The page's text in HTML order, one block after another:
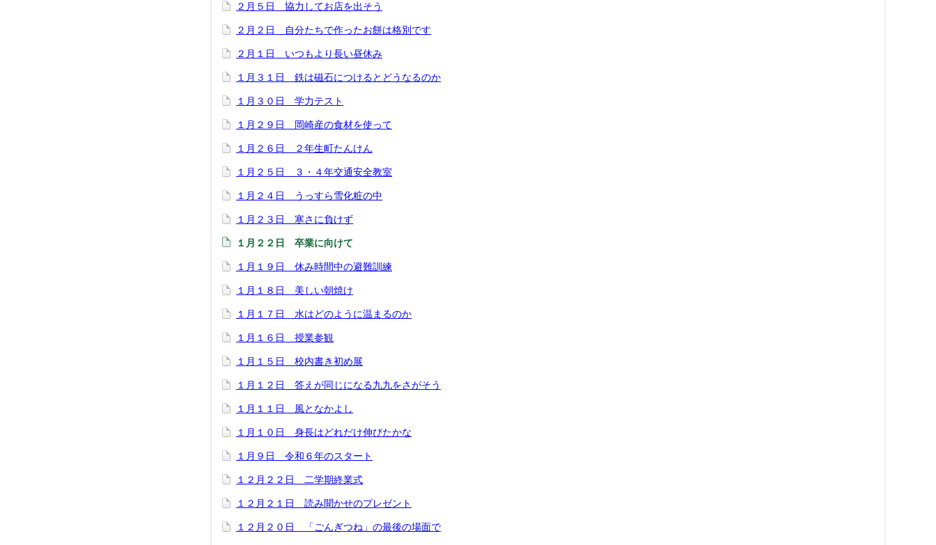
２月５日 協力してお店を出そう
２月２日 自分たちで作ったお餅は格別です
２月１日 いつもより長い昼休み
１月３１日 鉄は磁石につけるとどうなるのか
１月３０日 学力テスト
１月２９日 岡崎産の食材を使って
１月２６日 ２年生町たんけん
１月２５日 ３・４年交通安全教室
１月２４日 うっすら雪化粧の中
１月２３日 寒さに負けず
１月２２日 卒業に向けて
１月１９日 休み時間中の避難訓練
１月１８日 美しい朝焼け
１月１７日 水はどのように温まるのか
１月１６日 授業参観
１月１５日 校内書き初め展
１月１２日 答えが同じになる九九をさがそう
１月１１日 風となかよし
１月１０日 身長はどれだけ伸びたかな
１月９日 令和６年のスタート
１２月２２日 二学期終業式
１２月２１日 読み聞かせのプレゼント
１２月２０日 「ごんぎつね」の最後の場面で